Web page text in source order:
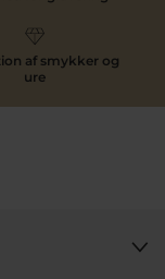
som
Zsamt vores
mærker af
af smykker og
ure